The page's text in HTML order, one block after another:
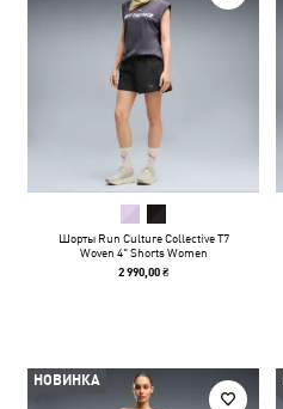
Шорты Run Culture Collective T7
Woven 4" Shorts Women
2 990,00 ₴
НОВИНКА